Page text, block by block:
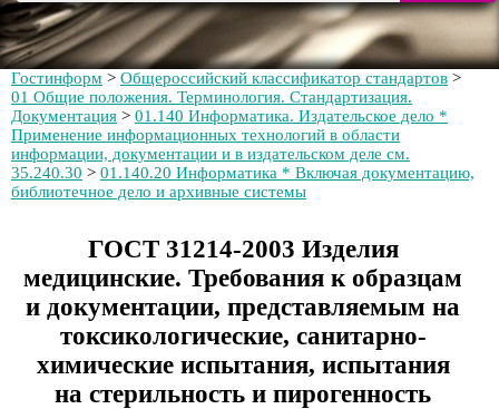
Гостинформ > Общероссийский классификатор стандартов >
01 Общие положения. Терминология. Стандартизация.
Документация > 01.140 Информатика. Издательское дело *
Применение информационных технологий в области
информации, документации и в издательском деле см.
35.240.30 > 01.140.20 Информатика * Включая документацию,
библиотечное дело и архивные системы
ГОСТ 31214-2003 Изделия
медицинские. Требования к образцам
и документации, представляемым на
токсикологические, санитарно-
химические испытания, испытания
на стерильность и пирогенность